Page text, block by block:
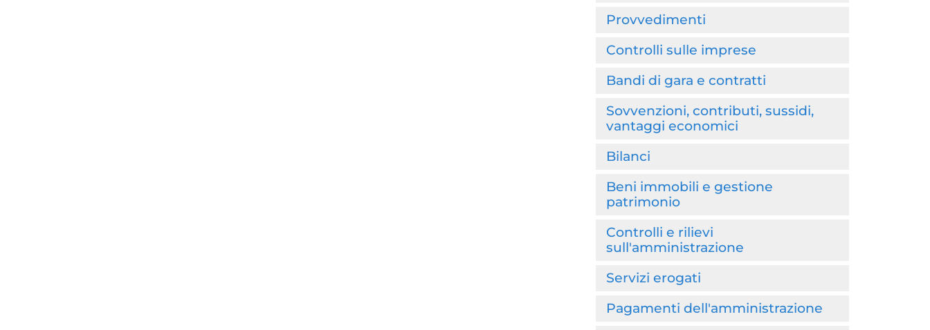
Provvedimenti
Controlli sulle imprese
Bandi di gara e contratti
Sovvenzioni, contributi, sussidi,
vantaggi economici
Bilanci
Beni immobili e gestione
patrimonio
Controlli e rilievi
sull'amministrazione
Servizi erogati
Pagamenti dell'amministrazione